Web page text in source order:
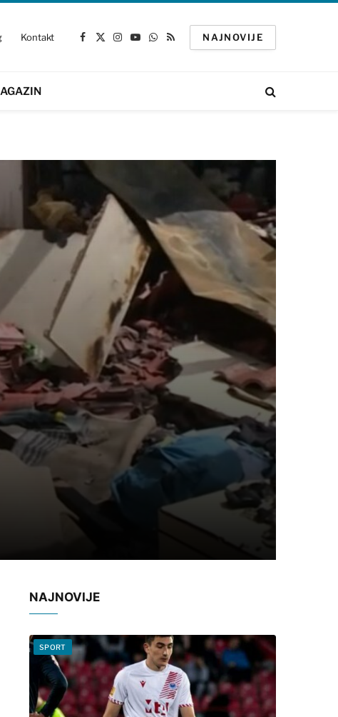
Kontakt
Facebook
X
Instagram
YouTube
WhatsApp
RSS
NAJNOVIJE
NAJNOVIJE
SPORT